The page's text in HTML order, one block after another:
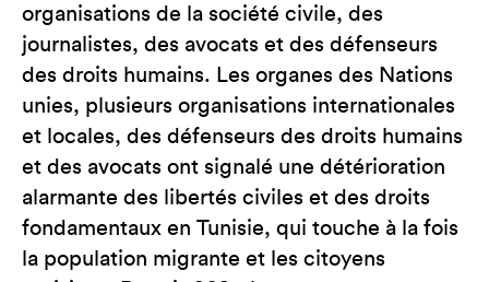
organisations de la société civile, des
journalistes, des avocats et des défenseurs
des droits humains. Les organes des Nations
unies, plusieurs organisations internationales
et locales, des défenseurs des droits humains
et des avocats ont signalé une détérioration
alarmante des libertés civiles et des droits
fondamentaux en Tunisie, qui touche à la fois
la population migrante et les citoyens